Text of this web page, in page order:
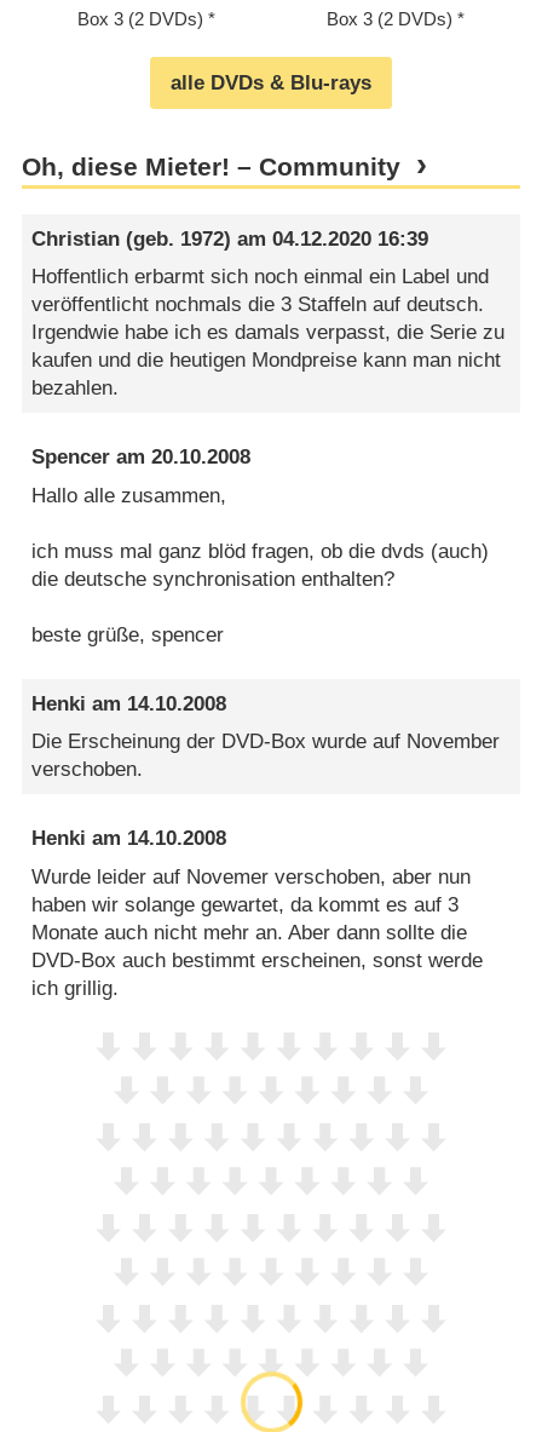
Box 3 (2 DVDs) Box 3 (2 DVDs)
alle DVDs & Blu-rays
Oh, diese Mieter! – Community
Christian (geb. 1972) am04.12.2020 16:39
Hoffentlich erbarmt sich noch einmal ein Label und
veröffentlicht nochmals die 3 Staffeln auf deutsch.
Irgendwie habe ich es damals verpasst, die Serie zu
kaufen und die heutigen Mondpreise kann man nicht
bezahlen.
Spencer am20.10.2008
Hallo alle zusammen,
ich muss mal ganz blöd fragen, ob die dvds (auch)
die deutsche synchronisation enthalten?
beste grüße, spencer
Henki am 14.10.2008
Die Erscheinung der DVD-Box wurde auf November
verschoben.
Henki am 14.10.2008
Wurde leider auf Novemer verschoben, aber nun
haben wir solange gewartet, da kommt es auf 3
Monate auch nicht mehr an. Aber dann sollte die
DVD-Box auch bestimmt erscheinen, sonst werde
ich grillig.